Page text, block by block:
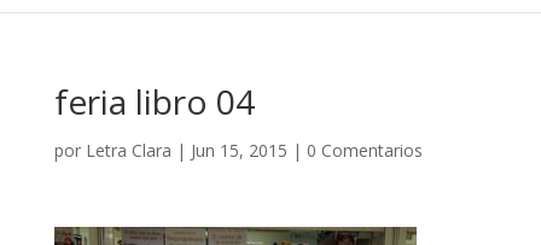
feria libro 04
por Letra Clara | Jun 15, 2015 | 0 Comentarios